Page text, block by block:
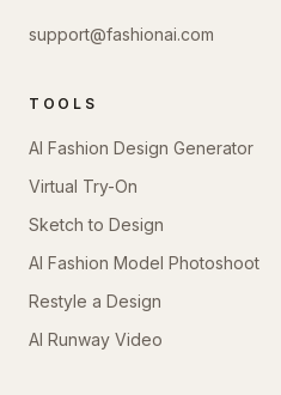
support@fashionai.com
TOOLS
AI Fashion Design Generator
Virtual Try-On
Sketch to Design
AI Fashion Model Photoshoot
Restyle a Design
AI Runway Video